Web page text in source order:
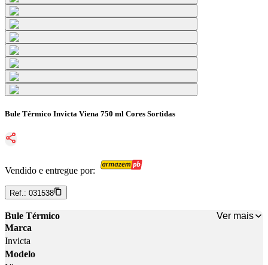
Bule Térmico Invicta Viena 750 ml Cores Sortidas
Vendido e entregue por:
Ref.: 031538
Bule Térmico
Ver mais
Marca
Invicta
Modelo